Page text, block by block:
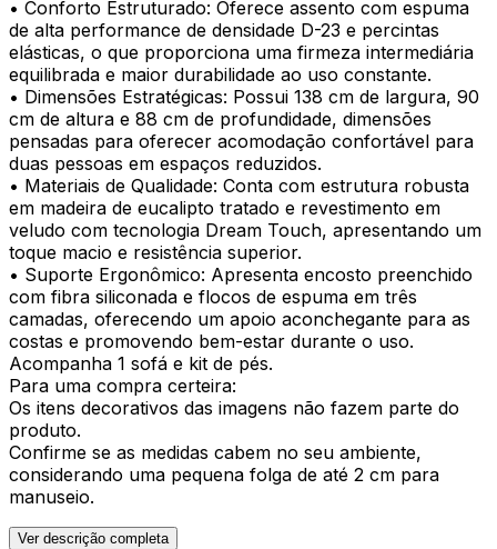
• Conforto Estruturado: Oferece assento com espuma
de alta performance de densidade D-23 e percintas
elásticas, o que proporciona uma firmeza intermediária
equilibrada e maior durabilidade ao uso constante.
• Dimensões Estratégicas: Possui 138 cm de largura, 90
cm de altura e 88 cm de profundidade, dimensões
pensadas para oferecer acomodação confortável para
duas pessoas em espaços reduzidos.
• Materiais de Qualidade: Conta com estrutura robusta
em madeira de eucalipto tratado e revestimento em
veludo com tecnologia Dream Touch, apresentando um
toque macio e resistência superior.
• Suporte Ergonômico: Apresenta encosto preenchido
com fibra siliconada e flocos de espuma em três
camadas, oferecendo um apoio aconchegante para as
costas e promovendo bem-estar durante o uso.
Acompanha 1 sofá e kit de pés.
Para uma compra certeira:
Os itens decorativos das imagens não fazem parte do
produto.
Confirme se as medidas cabem no seu ambiente,
considerando uma pequena folga de até 2 cm para
manuseio.
Ver descrição completa